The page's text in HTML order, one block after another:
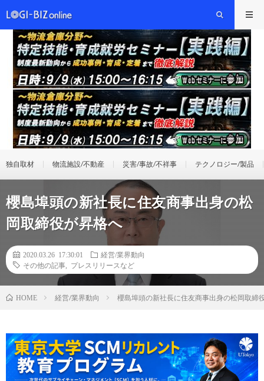
独自取材 物流施設/不動産 災害/事故/不祥事 テクノロジー/製品
櫻島埠頭の新社長に住友商事出身の松
岡取締役が昇格へ
2020.03.26 17:30:01
経営/業界動向
その他の記事
プレスリリースなど
HOME 経営/業界動向 櫻島埠頭の新社長に住友商事出身の松岡取締